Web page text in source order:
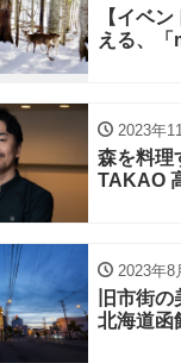
【イベ
える、
2023年
森を料理
TAKAO
2023年8
旧市街
北海道